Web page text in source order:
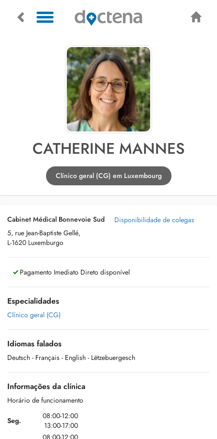
CATHERINE MANNES
Clínico geral (CG) em Luxembourg
Cabinet Médical Bonnevoie Sud
5, rue Jean-Baptiste Gellé,
L-1620 Luxemburgo
Disponibilidade de colegas
Pagamento Imediato Direto disponível
Especialidades
Clínico geral (CG)
Idiomas falados
Deutsch - Français - English - Lëtzebuergesch
Informações da clínica
Horário de funcionamento
Seg.
08:00-12:00
13:00-17:00
08:00-12:00